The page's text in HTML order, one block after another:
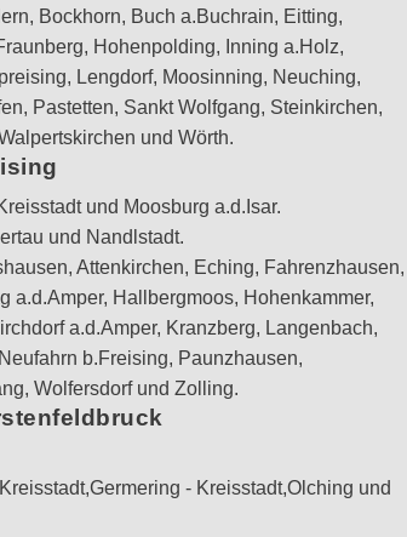
Bockhorn, Buch a.Buchrain, Eitting,
Hohenpolding, Inning a.Holz,
Lengdorf, Moosinning, Neuching,
Pastetten, Sankt Wolfgang, Steinkirchen,
und Wörth.
und Moosburg a.d.Isar.
und Nandlstadt.
Attenkirchen, Eching, Fahrenzhausen,
a.d.Amper, Hallbergmoos, Hohenkammer,
a.d.Amper, Kranzberg, Langenbach,
b.Freising, Paunzhausen,
Wolfersdorf und Zolling.
- Kreisstadt,Olching und